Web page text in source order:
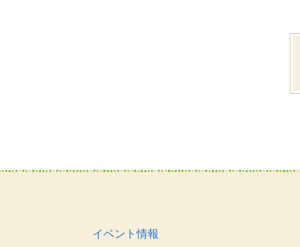
イベント情報